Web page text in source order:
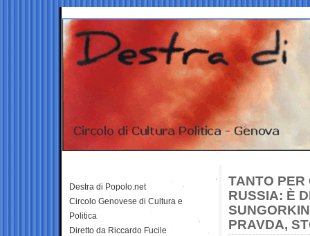
TANTO PER
RUSSIA: È
PRAVDA,
Destra di Popolo.net
Circolo Genovese di Cultura e
Politica
Diretto da Riccardo Fucile